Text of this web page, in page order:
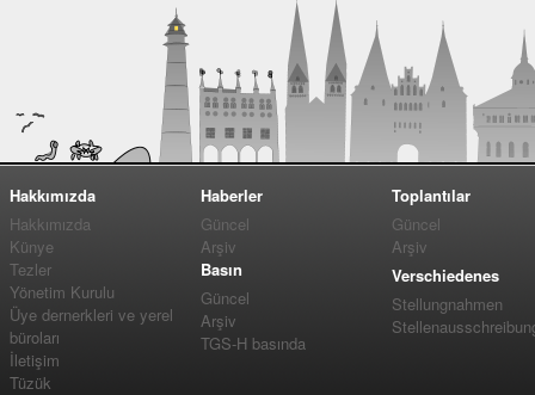
Hakkımızda
Hakkımızda
Künye
Tezler
Yönetim Kurulu
Üye dernerkleri ve yerel
büroları
İletişim
Tüzük
Haberler
Güncel
Arşiv
Basın
Güncel
Arşiv
TGS-H basında
Toplantılar
Güncel
Arşiv
Verschiedenes
Stellungnahmen